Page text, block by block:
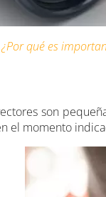
¿Por qué es
son
el momento